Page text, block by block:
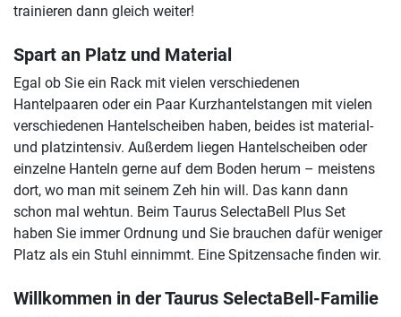
trainieren dann gleich weiter!
Spart an Platz und Material
Egal ob Sie ein Rack mit vielen verschiedenen
Hantelpaaren oder ein Paar Kurzhantelstangen mit vielen
verschiedenen Hantelscheiben haben, beides ist material-
und platzintensiv. Außerdem liegen Hantelscheiben oder
einzelne Hanteln gerne auf dem Boden herum – meistens
dort, wo man mit seinem Zeh hin will. Das kann dann
schon mal wehtun. Beim Taurus SelectaBell Plus Set
haben Sie immer Ordnung und Sie brauchen dafür weniger
Platz als ein Stuhl einnimmt. Eine Spitzensache finden wir.
Willkommen in der Taurus SelectaBell-Familie